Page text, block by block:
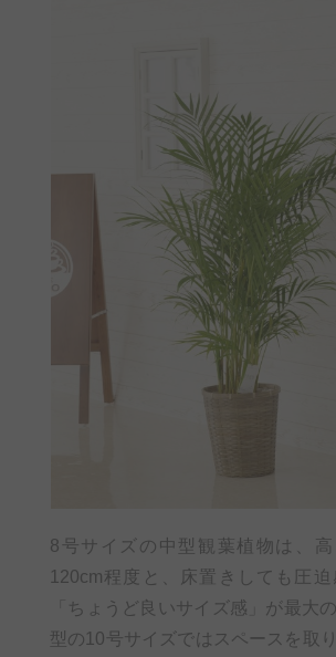
8号サイズの中型観葉植物は、高
120cm程度と、床置きしても圧
「ちょうど良いサイズ感」が最大
型の10号サイズではスペースを取